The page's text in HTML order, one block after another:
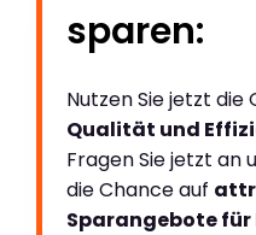
sparen:
Nutzen Sie jetzt die
Qualität und
Fragen Sie jetzt an
die Chance auf
Sparangebote für